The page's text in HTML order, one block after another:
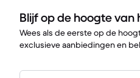
Blijf op de hoogte van
Wees als de eerste op de
exclusieve aanbiedingen en